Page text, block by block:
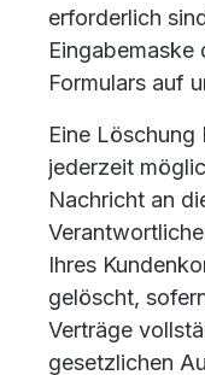
erforderlich
Eingabemaske
Formulars auf
Eine Löschung
jederzeit
Nachricht an
Ihres
gelöscht,
Verträge
gesetzlichen